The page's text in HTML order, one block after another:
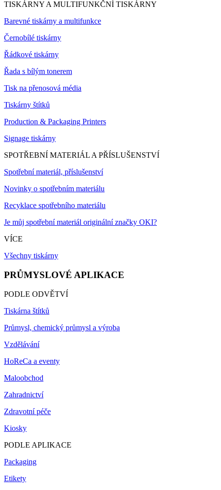
TISKÁRNY A MULTIFUNKČNÍ TISKÁRNY
Barevné tiskárny a multifunkce
Černobílé tiskárny
Řádkové tiskárny
Řada s bílým tonerem
Tisk na přenosová média
Tiskárny štítků
Production & Packaging Printers
Signage tiskárny
SPOTŘEBNÍ MATERIÁL A PŘÍSLUŠENSTVÍ
Spotřební materiál, příslušenství
Novinky o spotřebním materiálu
Recyklace spotřebního materiálu
Je můj spotřební materiál originální značky OKI?
VÍCE
Všechny tiskárny
PRŮMYSLOVÉ APLIKACE
PODLE ODVĚTVÍ
Tiskárna štítků
Průmysl, chemický průmysl a výroba
Vzdělávání
HoReCa a eventy
Maloobchod
Zahradnictví
Zdravotní péče
Kiosky
PODLE APLIKACE
Packaging
Etikety